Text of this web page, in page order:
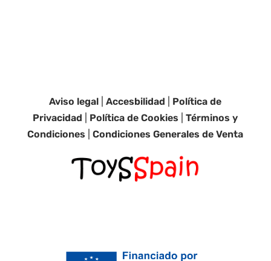
Aviso legal |Accesbilidad
Política de
Privacidad
Política de Cookies |Términos y
Condiciones |Condiciones Generales de Venta